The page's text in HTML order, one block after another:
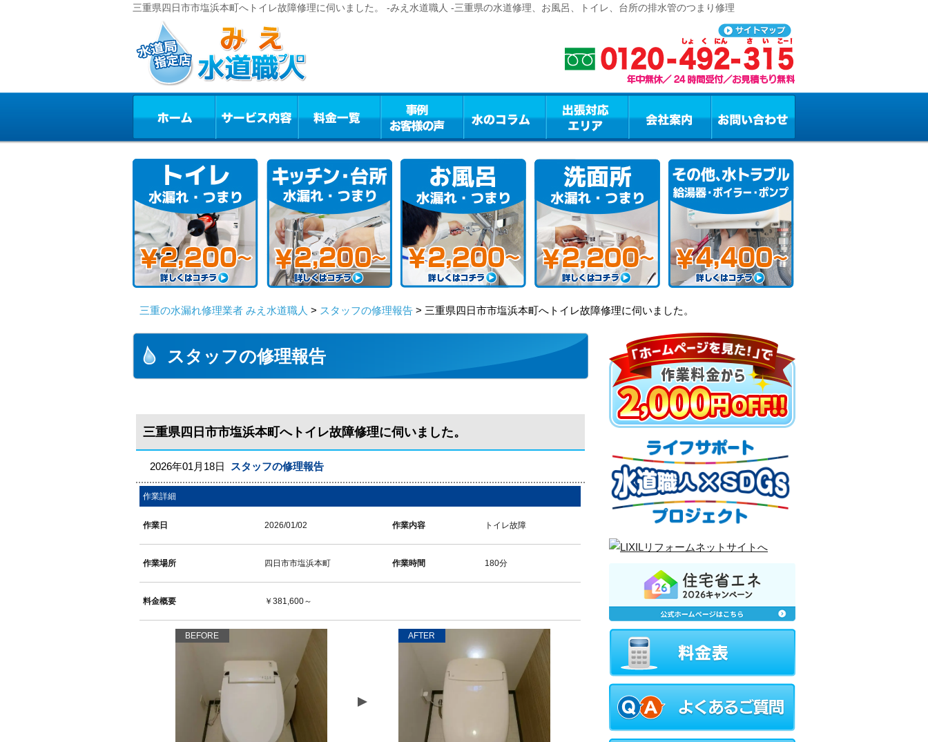
三重県四日市市塩浜本町へトイレ故障修理に伺いました。 -みえ水道職人 -三重県の水道修理、お風呂、トイレ、台所の排水管のつまり修理
三重の水漏れ修理業者 みえ水道職人 > スタッフの修理報告 > 三重県四日市市塩浜本町へトイレ故障修理に伺いました。
スタッフの修理報告
三重県四日市市塩浜本町へトイレ故障修理に伺いました。
2026年01月18日 スタッフの修理報告
作業詳細
作業日 2026/01/02 作業内容 トイレ故障
作業場所 四日市市塩浜本町 作業時間 180分
料金概要 ￥381,600～
BEFORE AFTER